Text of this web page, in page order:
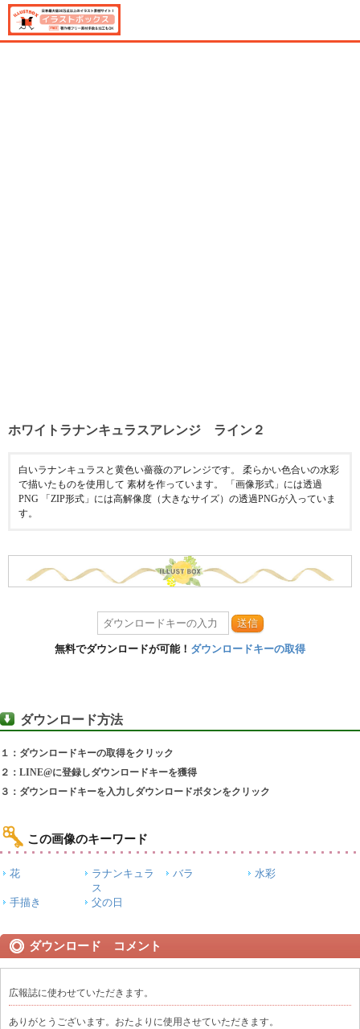
ホワイトラナンキュラスアレンジ ライン２
白いラナンキュラスと黄色い薔薇のアレンジです。 柔らかい色合いの水彩
で描いたものを使用して 素材を作っています。 「画像形式」には透過
PNG 「ZIP形式」には高解像度（大きなサイズ）の透過PNGが入っていま
す。
送信
無料でダウンロードが可能！ ダウンロードキーの取得
ダウンロード方法
１：ダウンロードキーの取得をクリック
２：LINE@に登録しダウンロードキーを獲得
３：ダウンロードキーを入力しダウンロードボタンをクリック
この画像のキーワード
花
ラナンキュラ
ス
バラ 水彩
手描き 父の日
ダウンロード コメント
広報誌に使わせていただきます。
ありがとうございます。おたよりに使用させていただきます。